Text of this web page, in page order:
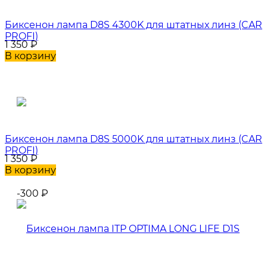
Биксенон лампа D8S 4300K для штатных линз (CAR
PROFI)
1 350₽
В корзину
Биксенон лампа D8S 5000K для штатных линз (CAR
PROFI)
1 350₽
В корзину
-300 ₽